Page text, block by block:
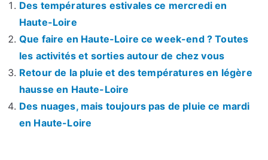
Des températures estivales ce mercredi en
Haute-Loire
Que faire en Haute-Loire ce week-end ? Toutes
les activités et sorties autour de chez vous
Retour de la pluie et des températures en légère
hausse en Haute-Loire
Des nuages, mais toujours pas de pluie ce mardi
en Haute-Loire